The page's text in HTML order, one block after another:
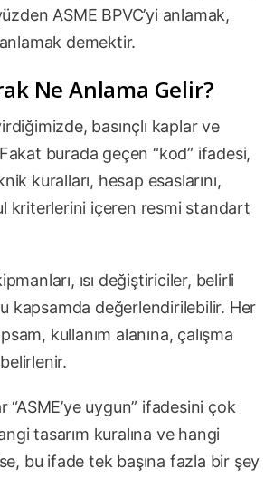
ASME BPVC’yi anlamak,
demektir.
Ne Anlama Gelir?
basınçlı kaplar ve
burada geçen “kod” ifadesi,
kuralları, hesap esaslarını,
kriterlerini içeren resmi standart
ısı değiştiriciler, belirli
kapsamda değerlendirilebilir. Her
kullanım alanına, çalışma
“ASME’ye uygun” ifadesini çok
tasarım kuralına ve hangi
bu ifade tek başına fazla bir şey